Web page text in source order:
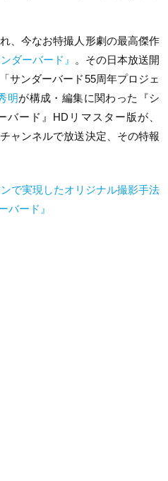
、今なお特撮人形劇の最高傑作
ンダーバード』
。その日本放送開
サンダーバード55周年プロジェ
明が構成・編集に関わった『シ
ード』HDリマスター版が、
ャンネルで放送決定、その特報
で実現したオリジナル撮影手法
バード』